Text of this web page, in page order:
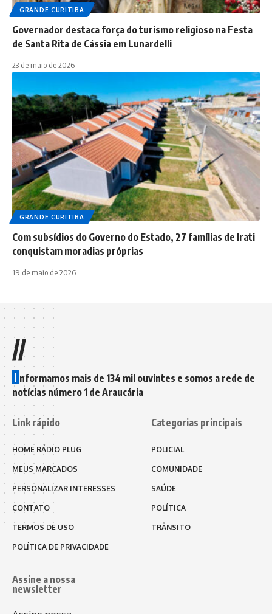
GRANDE CURITIBA
Governador destaca força do turismo religioso na Festa
de Santa Rita de Cássia em Lunardelli
23 de maio de 2026
GRANDE CURITIBA
Com subsídios do Governo do Estado, 27 famílias de Irati
conquistam moradias próprias
19 de maio de 2026
//
I nformamos mais de 134 mil ouvintes e somos a rede de
notícias número 1 de Araucária
Link rápido
HOME RÁDIO PLUG
MEUS MARCADOS
PERSONALIZAR INTERESSES
CONTATO
TERMOS DE USO
POLÍTICA DE PRIVACIDADE
Categorias principais
POLICIAL
COMUNIDADE
SAÚDE
POLÍTICA
TRÂNSITO
Assine a nossa
newsletter